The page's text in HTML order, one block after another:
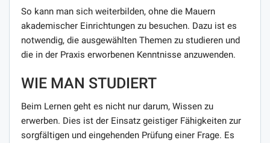
So kann man sich weiterbilden, ohne die Mauern
akademischer Einrichtungen zu besuchen. Dazu ist es
notwendig, die ausgewählten Themen zu studieren und
die in der Praxis erworbenen Kenntnisse anzuwenden.
WIE MAN STUDIERT
Beim Lernen geht es nicht nur darum, Wissen zu
erwerben. Dies ist der Einsatz geistiger Fähigkeiten zur
sorgfältigen und eingehenden Prüfung einer Frage. Es